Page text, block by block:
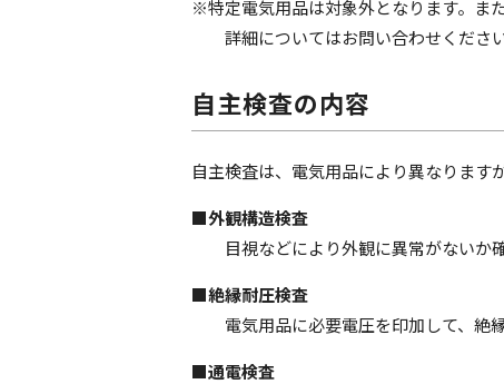
※特定電気用品は対象外となります。ま
詳細についてはお問い合わせください
自主検査の内容
自主検査は、電気用品により異なります
■外観構造検査
目視などにより外観に異常がないか確
■絶縁耐圧検査
電気用品に必要電圧を印加して、絶縁
■通電検査